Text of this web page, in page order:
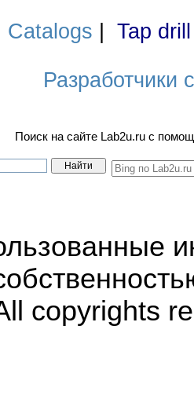
Catalogs Tap
Разработчики
Поиск на сайте Lab2u.ru с
copyrights